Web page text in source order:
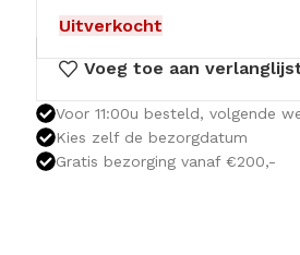
Uitverkocht
Voeg toe aan
Voor 11:00u besteld, volgende
Kies zelf de bezorgdatum
Gratis bezorging vanaf €200,-